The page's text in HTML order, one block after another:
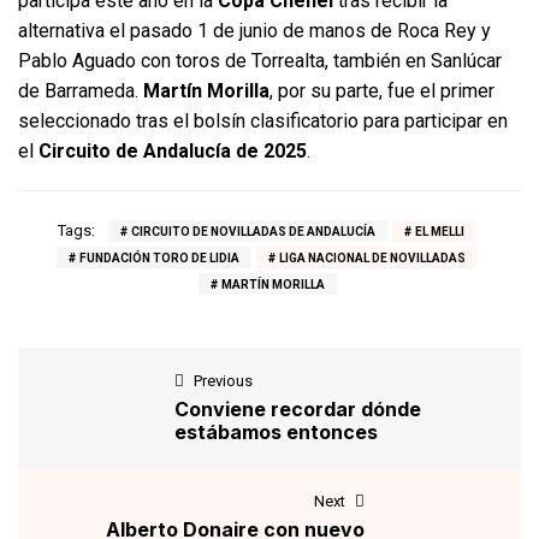
alternativa el pasado 1 de junio de manos de Roca Rey y
Pablo Aguado con toros de Torrealta, también en Sanlúcar
de Barrameda. Martín Morilla, por su parte, fue el primer
seleccionado tras el bolsín clasificatorio para participar en
el Circuito de Andalucía de 2025.
Tags: CIRCUITO DE NOVILLADAS DE ANDALUCÍA
EL MELLI
FUNDACIÓN TORO DE LIDIA
LIGA NACIONAL DE NOVILLADAS
MARTÍN MORILLA
Previous
Conviene recordar dónde
estábamos entonces
Next
Alberto Donaire con nuevo